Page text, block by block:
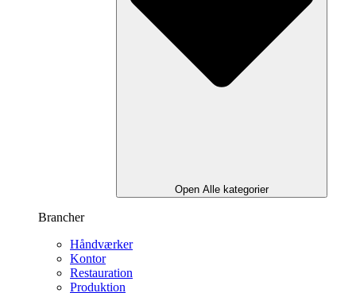
Open Alle kategorier
Brancher
Håndværker
Kontor
Restauration
Produktion